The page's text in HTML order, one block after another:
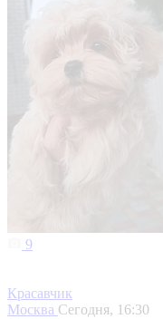
9
Красавчик
Москва Сегодня, 16:30